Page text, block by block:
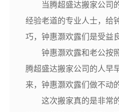
当腾超盛达搬家公司的
经验老道的专业人士，给
巧，钟惠灏欢露们是受益
钟惠灏欢露和老公按照
腾超盛达搬家公司的人早
来，钟惠灏欢露们做不动
这次搬家真的是非常的